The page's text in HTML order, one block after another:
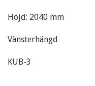
Höjd: 2040 mm
Vänsterhängd
KUB-3